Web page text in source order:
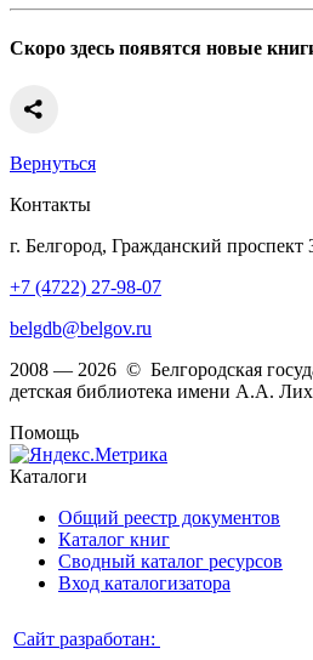
Скоро здесь появятся новые
Вернуться
Контакты
г. Белгород, Гражданский проспект
+7 (4722) 27-98-07
belgdb@belgov.ru
2008 — 2026 © Белгородская
детская библиотека имени А.А.
Помощь
Каталоги
Общий реестр документов
Каталог книг
Сводный каталог ресурсов
Вход каталогизатора
Сайт разработан: